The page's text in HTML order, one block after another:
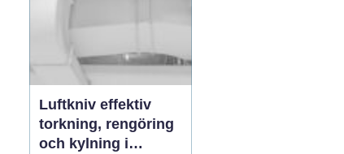
Luftkniv effektiv
torkning, rengöring
och kylning i